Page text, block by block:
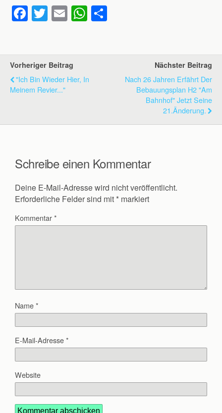
F
a
e
b
o
k
T
wi
er
E
m
W
h
s
A
n
Vorheriger Beitrag
"Ich Bin Wieder Hier, In
Meinem Revier..."
Nächster Beitrag
Nach 26 Jahren Erfährt Der
Bebauungsplan H2 "Am
Bahnhof" Jetzt Seine
21.Änderung.
Schreibe einen Kommentar
Deine E-Mail-Adresse wird nicht veröffentlicht.
Erforderliche Felder sind mit * markiert
Kommentar*
Name*
E-Mail-Adresse*
Website